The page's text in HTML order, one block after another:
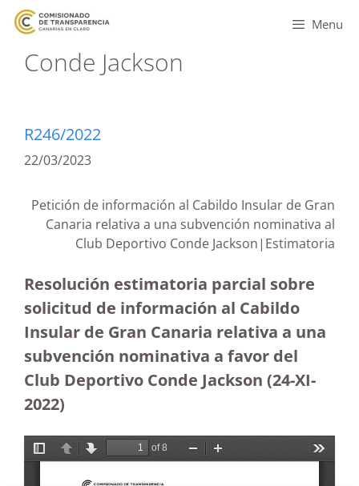
Menu
Conde Jackson
R246/2022
22/03/2023
Petición de información al Cabildo Insular de Gran
Canaria relativa a una subvención nominativa al
Club Deportivo Conde Jackson|Estimatoria
Resolución estimatoria parcial sobre
solicitud de información al Cabildo
Insular de Gran Canaria relativa a una
subvención nominativa a favor del
Club Deportivo Conde Jackson (24-XI-
2022)